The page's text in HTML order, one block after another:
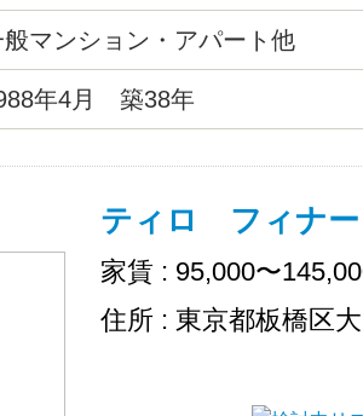
5分・郵便局、バス停徒歩2分・
電化・防犯カメラ設置・楽器応
、フリーＷｉＦｉ
般マンション・アパート他
年4月 築38年
ティロ フィナ
家賃 : 95,000〜
住所 : 東京都板橋区